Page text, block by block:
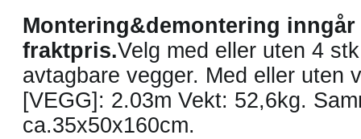
Montering&demontering inngår
fraktpris.Velg med eller uten 4
avtagbare vegger. Med eller uten
[VEGG]: 2.03m Vekt: 52,6kg.
ca.35x50x160cm.